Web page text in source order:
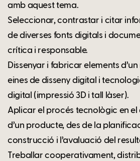
amb aquest tema.
Seleccionar, contrastar i citar
de diverses fonts digitals i
crítica i responsable.
Dissenyar i fabricar elements
eines de disseny digital i
digital (impressió 3D i tall làser).
Aplicar el procés tecnològic en
d’un producte, des de la
construcció i l’avaluació del
Treballar cooperativament,